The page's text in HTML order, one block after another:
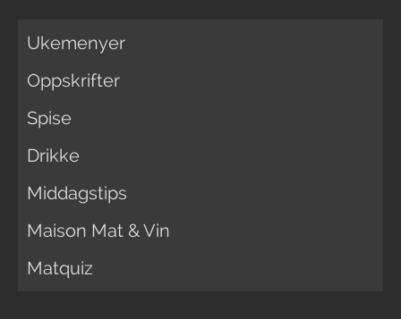
Ukemenyer
Oppskrifter
Spise
Drikke
Middagstips
Maison Mat & Vin
Matquiz